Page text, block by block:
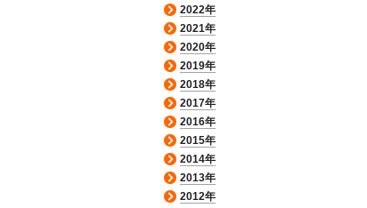
2022年
2021年
2020年
2019年
2018年
2017年
2016年
2015年
2014年
2013年
2012年